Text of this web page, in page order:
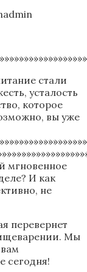
стали
усталость
которое
вы уже
мгновенное
И как
не
перевернет
Мы
сегодня!